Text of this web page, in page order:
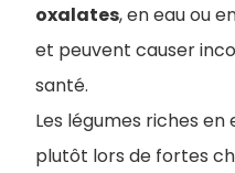
oxalates, en eau ou
et peuvent causer
santé.
Les légumes riches
plutôt lors de fortes